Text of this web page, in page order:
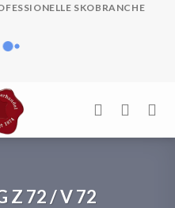
SKOBRANCHE
Z 72 / V 72